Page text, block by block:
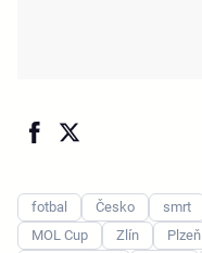
fotbal Česko smrt
MOL Cup
Zlín Plzeň